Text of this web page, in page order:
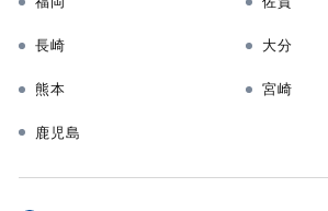
長崎 大分
熊本 宮崎
鹿児島